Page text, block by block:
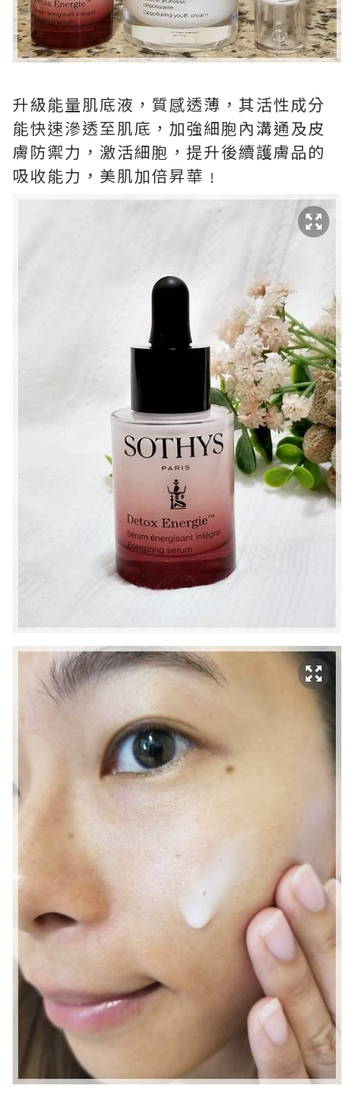
升級能量肌底液，質感透薄，其活性成分
能快速滲透至肌底，加強細胞內溝通及皮
膚防禦力，激活細胞，提升後續護膚品的
吸收能力，美肌加倍昇華﹗